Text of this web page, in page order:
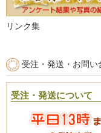
リンク集
受注・発送・お問い
受注・発送について